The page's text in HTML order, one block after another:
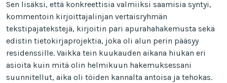
Sen lisäksi, että konkreettisia valmiiksi saamisia syntyi,
kommentoin kirjoittajalinjan vertaisryhmän
tekstipajatekstejä, kirjoitin pari apurahahakemusta sekä
edistin tietokirjaprojektia, joka oli alun perin pääsyy
residenssille. Vaikka tein kuukauden aikana hiukan eri
asioita kuin mitä olin helmikuun hakemuksessani
suunnitellut, aika oli töiden kannalta antoisa ja tehokas.